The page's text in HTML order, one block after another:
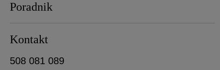
Poradnik
Kontakt
508 081 089